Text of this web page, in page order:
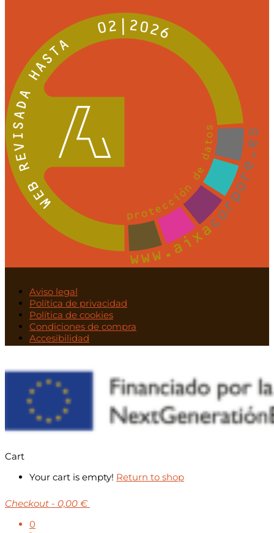
Aviso legal
Política de privacidad
Política de cookies
Condiciones de compra
Accesibilidad
Cart
Your cart is empty! Return to shop
Checkout - 0,00 €
0